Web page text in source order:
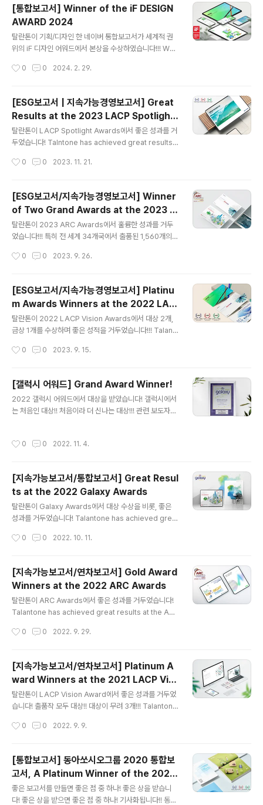
bility Report (Platinum, Global Top 33)Dong-A S
ocio Group 2022 Integrated Report (Gold, Glob
al Top 40)
[통합보고서] Winner of the iF DESIGN
AWARD 2024
탈란톤이 기획/디자인 한 네이버 통합보고서가 세계적 권
위의 iF 디자인 어워드에서 본상을 수상하였습니다!!! We
Talantone is a winner of the iF DESIGN AWARD 2
0 0 2024. 2. 29.
[ESG보고서 | 지속가능경영보고서] Great
Results at the 2023 LACP Spotlight
Awards
탈란톤이 LACP Spotlight Awards에서 좋은 성과를 거
두었습니다! Talntone has achieved great results a
ude: Hyundai Motor Company 2023 Sustainabili
roup 2022 Sustainability Report (Platinum, Glob
al Top 3) Dong-A Socio Group 2022 Integrated
Report (Platinum, Global Top 5) KT&G 2022 Inte
grated Report (Platinum, Global Top 25)..
0 0 2023. 11. 21.
[ESG보고서/지속가능경영보고서] Winner
of Two Grand Awards at the 2023 A
RC Awards
탈란톤이 2023 ARC Awards에서 훌륭한 성과를 거두
었습니다!!! 특히 전 세계 34개국에서 출품된 1,560개의
에게 주어지는 Grand Awards를 두 개나 수상하였습니
023 ARC Awards. Winners include: LOTTE Corp
oration 2021 Sustainability Report (Grand for So
uth Korea Category) LOTTE Fine Chemical 202
2 Sustainability Report (Grand for PDF Version o
f Annual Report Category) Shinhan F..
0 0 2023. 9. 26.
[ESG보고서/지속가능경영보고서] Platinu
m Awards Winners at the 2022 LAC
P Vision Awards
탈란톤이 2022 LACP Vision Awards에서 대상 2개,
금상 1개를 수상하며 좋은 성적을 거두었습니다!!! Talant
P Vision Awards. Winners include: NAVER Corpo
um) Shinhan Financial Group 2022 ESG Highlight
s (Gold)
0 0 2023. 9. 15.
[갤럭시 어워드] Grand Award Winner!
2022 갤럭시 어워드에서 대상을 받았습니다! 갤럭시에서
는 처음인 대상!! 처음이라 더 신나는 대상!!! 관련 보도자료
0 0 2022. 11. 4.
[지속가능보고서/통합보고서] Great Resul
ts at the 2022 Galaxy Awards
탈란톤이 Galaxy Awards에서 대상 수상을 비롯, 좋은
성과를 거두었습니다! Talantone has achieved great
ude: LOTTE Corporation 2021 Sustainability Re
ed Report (Gold) LOTTE Fine Chemical 2021 Su
stainability Report (Silver) NH Investment & Sec
urities 2022 Integrated Report (Bronze)
0 0 2022. 10. 11.
[지속가능보고서/연차보고서] Gold Award
Winners at the 2022 ARC Awards
탈란톤이 ARC Awards에서 좋은 성과를 거두었습니다!
Talantone has achieved great results at the AR
p 2021 Annual Report (Gold) LOTTE Corporatio
Chemical 2021 Sustainability Report (Gold) Shin
han Financial Group 2021 Annual Report (Gold)
NAVER Corporation 2021 Integrated Report (Ho
nors) Shinhan Financial Group 2021 ESG Highli..
0 0 2022. 9. 29.
[지속가능보고서/연차보고서] Platinum A
ward Winners at the 2021 LACP Visi
on Awards
탈란톤이 LACP Vision Award에서 좋은 성과를 거두었
습니다! 출품작 모두 대상!! 대상이 무려 3개!!! Talantone
wards. Winners include: LOTTE Fine Chemical 2
50) Hana Financial Group 2020 Annual Report
(Platinum, Global Top 54) NAVER Corporation 2
021 Integrated Report (Platinum, Global Top 55)
0 0 2022. 9. 9.
[통합보고서] 동아쏘시오그룹 2020 통합보
고서, A Platinum Winner of the 2021
LACP Spotlight Awards
좋은 보고서를 만들면 좋은 점 중 하나! 좋은 상을 받습니
다! 좋은 상을 받으면 좋은 점 중 하나! 기사화됩니다!! 동아